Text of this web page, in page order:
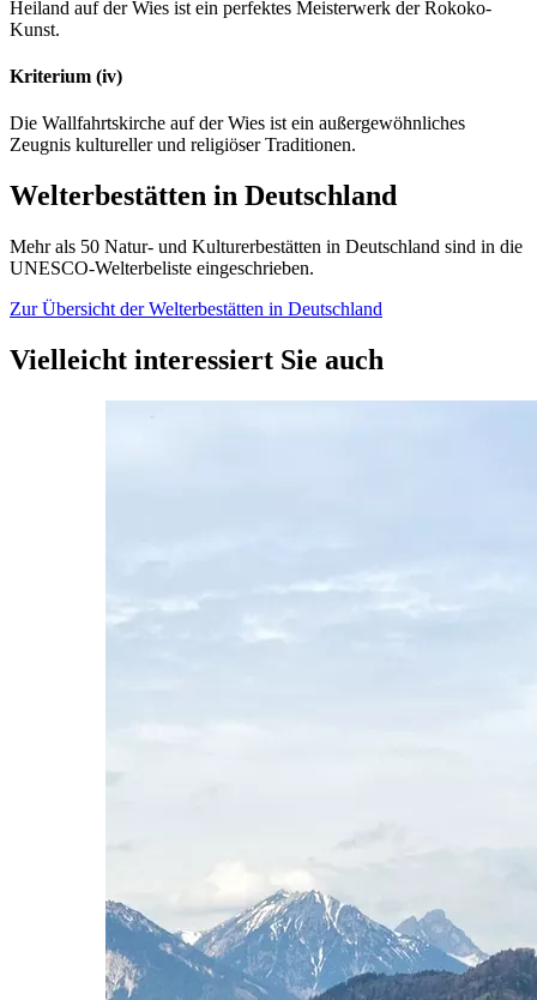
Heiland auf der Wies ist ein perfektes Meisterwerk der Rokoko-
Kunst.
Kriterium (iv)
Die Wallfahrtskirche auf der Wies ist ein außergewöhnliches
Zeugnis kultureller und religiöser Traditionen.
Welterbestätten in Deutschland
Mehr als 50 Natur- und Kulturerbestätten in Deutschland sind in die
UNESCO-Welterbeliste eingeschrieben.
Zur Übersicht der Welterbestätten in Deutschland
Vielleicht interessiert Sie auch